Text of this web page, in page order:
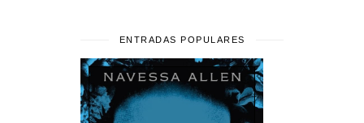
ENTRADAS POPULARES